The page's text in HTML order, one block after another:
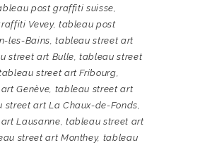
post graffiti suisse
Vevey, tableau post
les-Bains ,tableau street art
street art Bulle ,tableau street
street art Fribourg
Genève tableau street art
street art La Chaux-de-Fonds
Lausanne tableau street art
street art Monthey, tableau